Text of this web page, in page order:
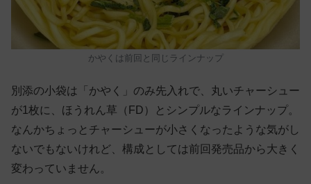
かやくは前回と同じラインナップ
別添の小袋は「かやく」のみ先入れで、丸いチャーシュー
が1枚に、ほうれん草（FD）とシンプルなラインナップ。
なんかちょっとチャーシューが小さくなったような気がし
ないでもないけれど、構成としては前回発売品から大きく
変わっていません。